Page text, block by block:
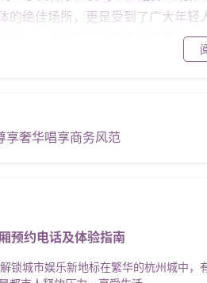
的绝佳场所，更是受到了广大年
同时，也能感受到实惠与乐趣
心，交通便利，无论是自驾还是
性价比高**： 通过团购购买，你
你的套餐。此外，团购活动还经
，他提前预订了包厢，并选择了
过程中，小李和朋友们都玩得非
以下方式获取团购信息： - **关
动。 - **联系客服**：通过电话
享奢华唱享商务风范
预约电话及体验指南
城市娱乐新地标在繁华的杭州城中，